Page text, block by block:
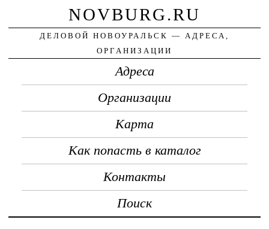
NOVBURG.RU
ДЕЛОВОЙ НОВОУРАЛЬСК — АДРЕСА,
ОРГАНИЗАЦИИ
Адреса
Организации
Карта
Как попасть в каталог
Контакты
Поиск